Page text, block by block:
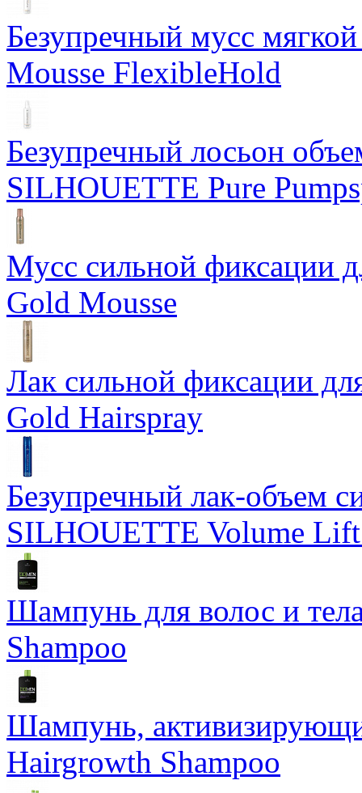
Безупречный мусс
Mousse FlexibleHold
Безупречный лосьон
SILHOUETTE Pure
Мусс сильной фиксации
Gold Mousse
Лак сильной фиксации
Gold Hairspray
Безупречный лак-объем
SILHOUETTE Volume
Шампунь для волос и
Shampoo
Шампунь,
Hairgrowth Shampoo